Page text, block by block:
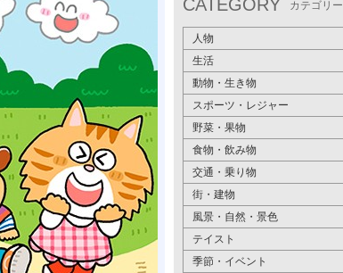
CATEGORY カテゴリー
人物
生活
動物・生き物
スポーツ・レジャー
野菜・果物
食物・飲み物
交通・乗り物
街・建物
風景・自然・景色
テイスト
季節・イベント